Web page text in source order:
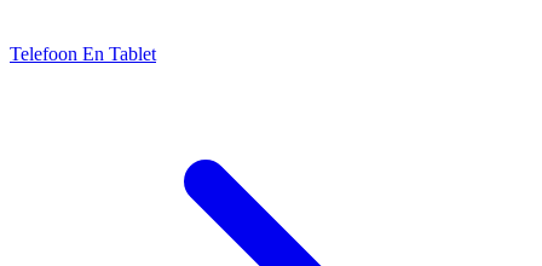
Telefoon En Tablet